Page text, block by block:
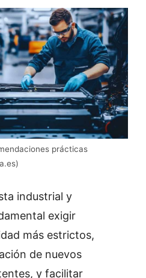
prácticas
industrial y
exigir
más estrictos,
de nuevos
y facilitar